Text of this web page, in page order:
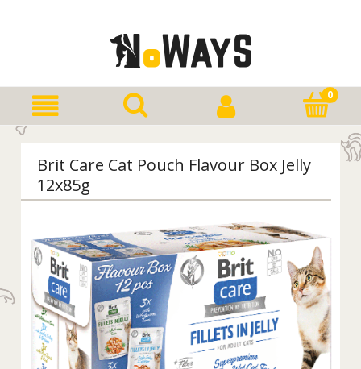
Brit Care Cat Pouch Flavour Box Jelly
12x85g